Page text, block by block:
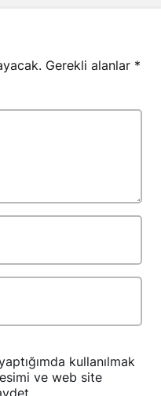
Gerekli alanlar *
kullanılmak
ve web site